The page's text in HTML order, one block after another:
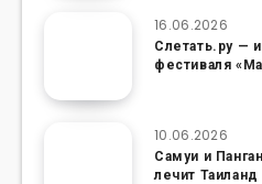
16.06.2026
Слетать.ру —
фестиваля
10.06.2026
Самуи и
лечит Таиланд